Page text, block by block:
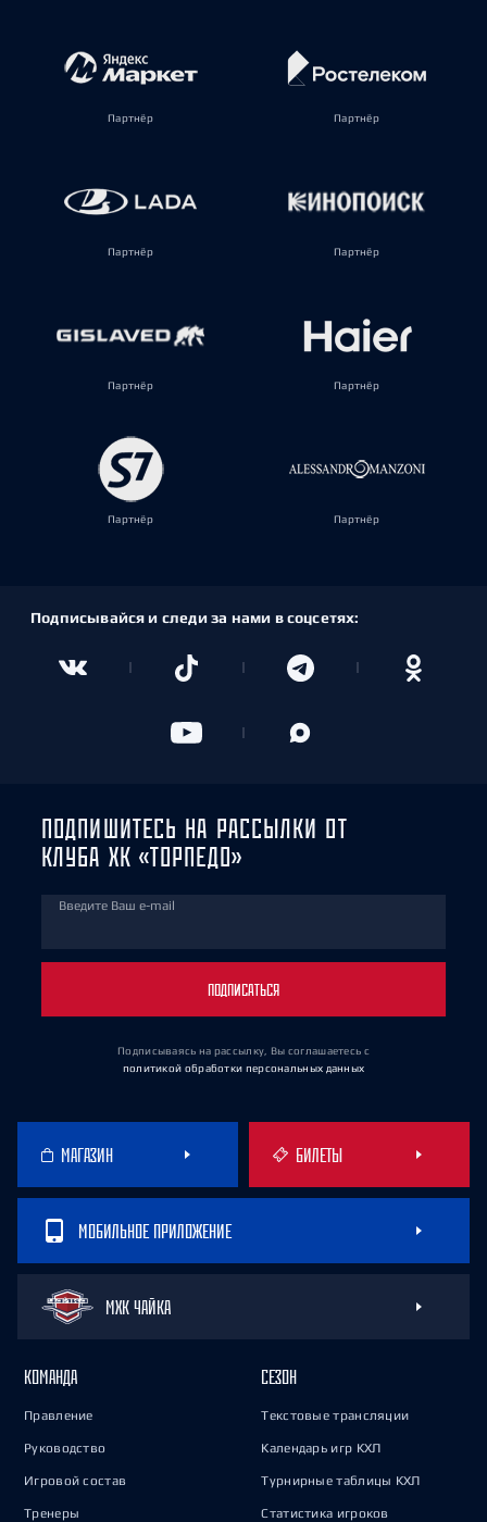
Партнёр Партнёр
Партнёр Партнёр
Партнёр Партнёр
Партнёр Партнёр
Подписывайся и следи за нами в соцсетях:
ПОДПИШИТЕСЬ НА РАССЫЛКИ ОТ
КЛУБА ХК «ТОРПЕДО»
Введите Ваш e-mail
ПОДПИСАТЬСЯ
Подписываясь на рассылку, Вы соглашаетесь с
политикой обработки персональных данных
МАГАЗИН БИЛЕТЫ
МОБИЛЬНОЕ ПРИЛОЖЕНИЕ
МХК ЧАЙКА
КОМАНДА
Правление
Руководство
Игровой состав
Тренеры
СЕЗОН
Текстовые трансляции
Календарь игр КХЛ
Турнирные таблицы КХЛ
Статистика игроков